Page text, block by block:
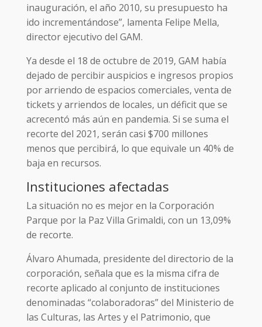
inauguración, el año 2010, su presupuesto ha
ido incrementándose”, lamenta Felipe Mella,
director ejecutivo del GAM.
Ya desde el 18 de octubre de 2019, GAM había
dejado de percibir auspicios e ingresos propios
por arriendo de espacios comerciales, venta de
tickets y arriendos de locales, un déficit que se
acrecentó más aún en pandemia. Si se suma el
recorte del 2021, serán casi $700 millones
menos que percibirá, lo que equivale un 40% de
baja en recursos.
Instituciones afectadas
La situación no es mejor en la Corporación
Parque por la Paz Villa Grimaldi, con un 13,09%
de recorte.
Álvaro Ahumada, presidente del directorio de la
corporación, señala que es la misma cifra de
recorte aplicado al conjunto de instituciones
denominadas “colaboradoras” del Ministerio de
las Culturas, las Artes y el Patrimonio, que